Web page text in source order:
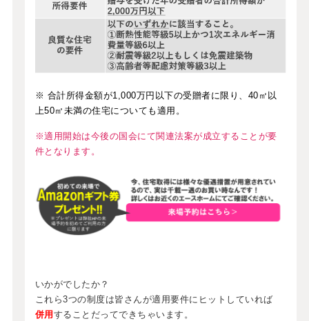
※ 合計所得金額が1,000万円以下の受贈者に限り、40㎡以
上50㎡未満の住宅についても適用。
※適用開始は今後の国会にて関連法案が成立することが要
件となります。
いかがでしたか？
これら3つの制度は皆さんが適用要件にヒットしていれば
併用 することだってできちゃいます。